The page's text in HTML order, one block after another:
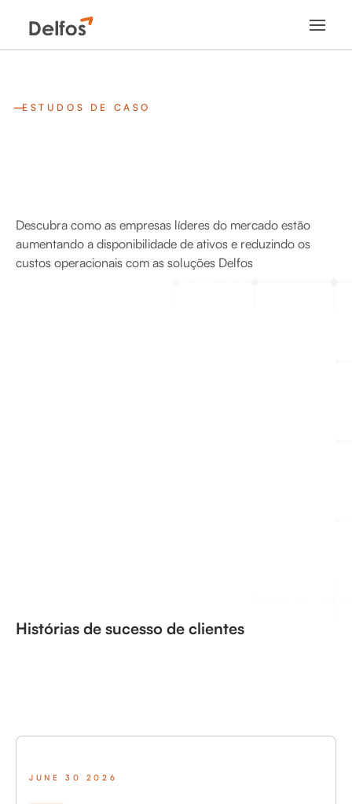
ESTUDOS DE CASO
Descubra como as empresas líderes do mercado estão
aumentando a disponibilidade de ativos e reduzindo os
custos operacionais com as soluções Delfos
Histórias de sucesso de clientes
JUNE 30 2026